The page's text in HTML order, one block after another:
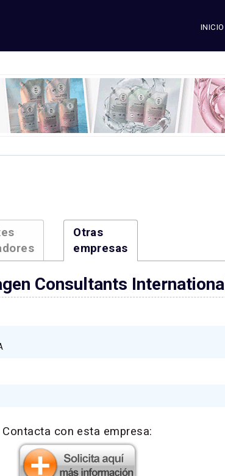
INICIO
Otras
empresas
Consultants International
Contacta con esta empresa: